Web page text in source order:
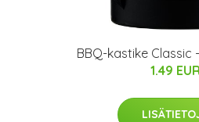
BBQ-kastike Classic
1.49